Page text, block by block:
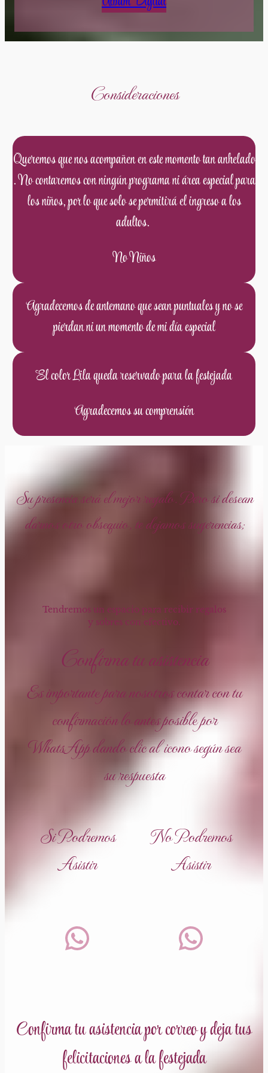
Consideraciones
Queremos que nos acompañen en este momento tan anhelado
. No contaremos con ningún programa ni área especial para
los niños, por lo que solo se permitirá el ingreso a los
adultos.
No Niños
Agradecemos de antemano que sean puntuales y no se
pierdan ni un momento de mi día especial
El color Lila queda reservado para la festejada
Agradecemos su comprensión
Su presencia será el mejor regalo. Pero si desean
darnos otro obsequio, te dejamos sugerencias;
Tendremos un espacio para recibir regalos
y sobres con efectivo.
Confirma tu asistencia
Es importante para nosotros contar con tu
confirmación lo antes posible por
WhatsApp dando clic al icono según sea
su respuesta
Si Podremos
Asistir
WhatsApp
No Podremos
Asistir
WhatsApp
Confirma tu asistencia por correo y deja tus
felicitaciones a la festejada